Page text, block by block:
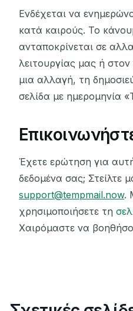
Ενδέχεται να
κατά καιρούς. Το
ανταποκρίνεται σε
λειτουργίας μας ή
μια αλλαγή, τη
σελίδα με ημερομηνία
Έχετε ερώτηση για
δεδομένα σας; Στείλτε
support@tempmail.now.
χρησιμοποιήσετε τη
Χαιρόμαστε να